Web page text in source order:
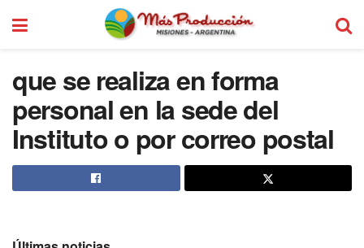
que se realiza en forma
personal en la sede del
Instituto o por correo postal